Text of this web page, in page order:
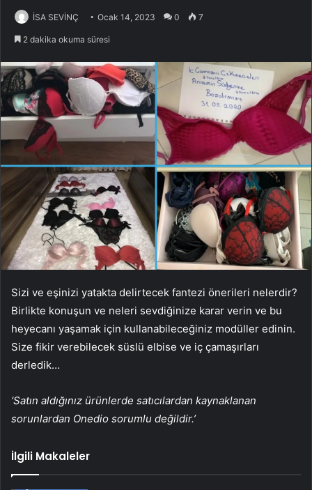
İSA SEVİNÇ Ocak 14, 2023 0 7
2 dakika okuma süresi
Sizi ve eşinizi yatakta delirtecek fantezi önerileri nelerdir?
Birlikte konuşun ve neleri sevdiğinize karar verin ve bu
heyecanı yaşamak için kullanabileceğiniz modüller edinin.
Size fikir verebilecek süslü elbise ve iç çamaşırları
derledik…
‘Satın aldığınız ürünlerde satıcılardan kaynaklanan
sorunlardan Onedio sorumlu değildir.’
İlgili Makaleler